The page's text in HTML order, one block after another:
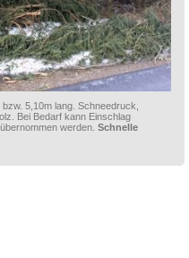
5,10m lang. Schneedruck,
Bei Bedarf kann Einschlag
werden.Schnelle